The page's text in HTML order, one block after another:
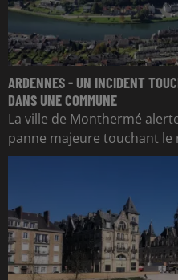
ARDENNES - UN INCIDENT
DANS UNE COMMUNE
La ville de Monthermé
panne majeure touchant le